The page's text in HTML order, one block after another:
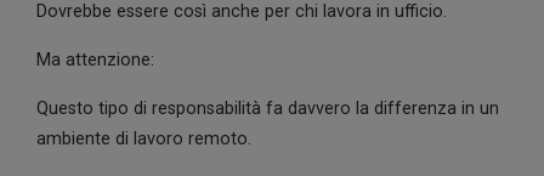
Dovrebbe essere così anche per chi lavora in ufficio.
Ma attenzione:
Questo tipo di responsabilità fa davvero la differenza in un
ambiente di lavoro remoto.